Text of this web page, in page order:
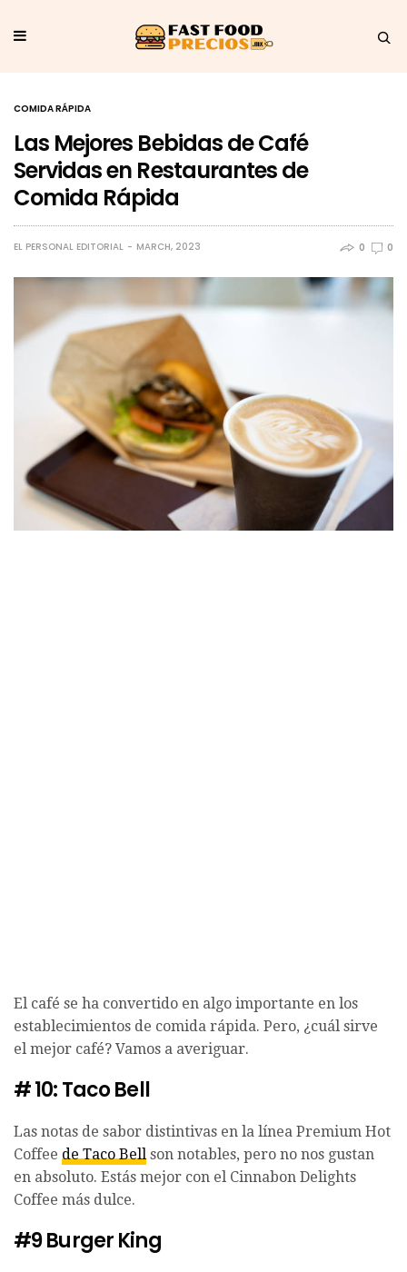
COMIDA RÁPIDA
Las Mejores Bebidas de Café
Servidas en Restaurantes de
Comida Rápida
EL PERSONAL EDITORIAL MARCH, 2023 0 0
El café se ha convertido en algo importante en los
establecimientos de comida rápida. Pero, ¿cuál sirve
el mejor café? Vamos a averiguar.
# 10: Taco Bell
Las notas de sabor distintivas en la línea Premium Hot
Coffee de Taco Bell son notables, pero no nos gustan
en absoluto. Estás mejor con el Cinnabon Delights
Coffee más dulce.
#9 Burger King